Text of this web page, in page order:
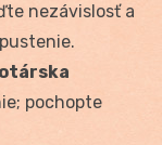
nezávislosť a
pochopte